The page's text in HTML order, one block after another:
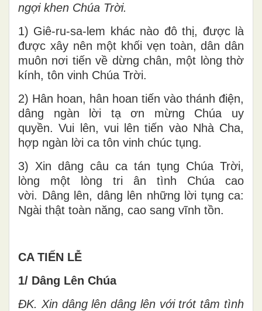
ngợi khen Chúa Trời.
1) Giê-ru-sa-lem khác nào đô thị, được là
được xây nên một khối vẹn toàn, dân dân
muôn nơi tiến về dừng chân, một lòng thờ
kính, tôn vinh Chúa Trời.
2) Hân hoan, hân hoan tiến vào thánh điện,
dâng ngàn lời tạ ơn mừng Chúa uy
quyền. Vui lên, vui lên tiến vào Nhà Cha,
hợp ngàn lời ca tôn vinh chúc tụng.
3) Xin dâng câu ca tán tụng Chúa Trời,
lòng một lòng tri ân tình Chúa cao
vời. Dâng lên, dâng lên những lời tụng ca:
Ngài thật toàn năng, cao sang vĩnh tồn.
CA TIẾN LỄ
1/ Dâng Lên Chúa
ĐK. Xin dâng lên dâng lên với trót tâm tình